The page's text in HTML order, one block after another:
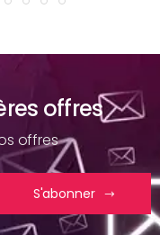
offres
offres
S'abonner